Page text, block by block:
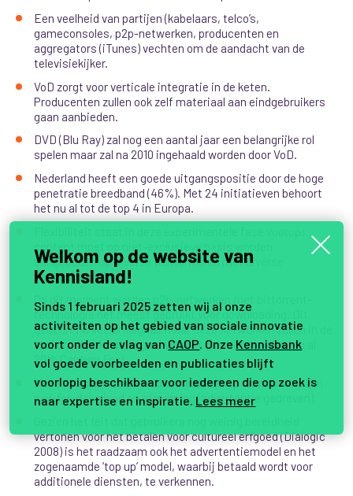
Een veelheid van partijen (kabelaars, telco’s,
gameconsoles, p2p-netwerken, producenten en
aggregators (iTunes) vechten om de aandacht van de
televisiekijker.
VoD zorgt voor verticale integratie in de keten.
Producenten zullen ook zelf materiaal aan eindgebruikers
gaan aanbieden.
DVD (Blu Ray) zal nog een aantal jaar een belangrijke rol
spelen maar zal na 2010 ingehaald worden door VoD.
Nederland heeft een goede uitgangspositie door de hoge
penetratie breedband (46%). Met 24 initiatieven behoort
het nu al tot de top 4 in Europa.
content moet op niet-exclusieve basis worden
aangeboden op diverse platforms en met diverse
verdienmodellen.
Op dit moment worden p2p-netwerken met bittorrent-
technologie het meest gebruikt voor downloading. Dit
gebeurt nu veelal illegaal, maar deze netwerken zullen in de
toekomst ook voor legaal verkeer gebruikt worden (nu al
20th Century Fox)
Meest voorkomende verdienmodellen op dit moment zijn
pay-for-download en streaming (advertentie gedreven).
vertonen voor het betalen voor cultureel erfgoed (Dialogic
2008) is het raadzaam ook het advertentiemodel en het
zogenaamde ‘top up’ model, waarbij betaald wordt voor
additionele diensten, te verkennen.
Welkom op de website van
Kennisland!
Sinds 1 februari 2025 zetten wij al onze
activiteiten op het gebied van sociale innovatie
voort onder de vlag van CAOP . Onze Kennisbank
vol goede voorbeelden en publicaties blijft
voorlopig beschikbaar voor iedereen die op zoek is
naar expertise en inspiratie. Lees meer